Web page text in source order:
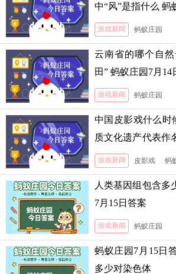
中“风”是指什么 蚂
游戏新闻 蚂蚁庄园
云南省的哪个自
田” 蚂蚁庄园7月14
游戏新闻 蚂蚁庄园
中国皮影戏什么时
质文化遗产代表作
3日答案
游戏新闻 皮影戏 蚂
人类基因组包含多
7月15日答案
游戏新闻 蚂蚁庄园
蚂蚁庄园7月15日
多少对染色体